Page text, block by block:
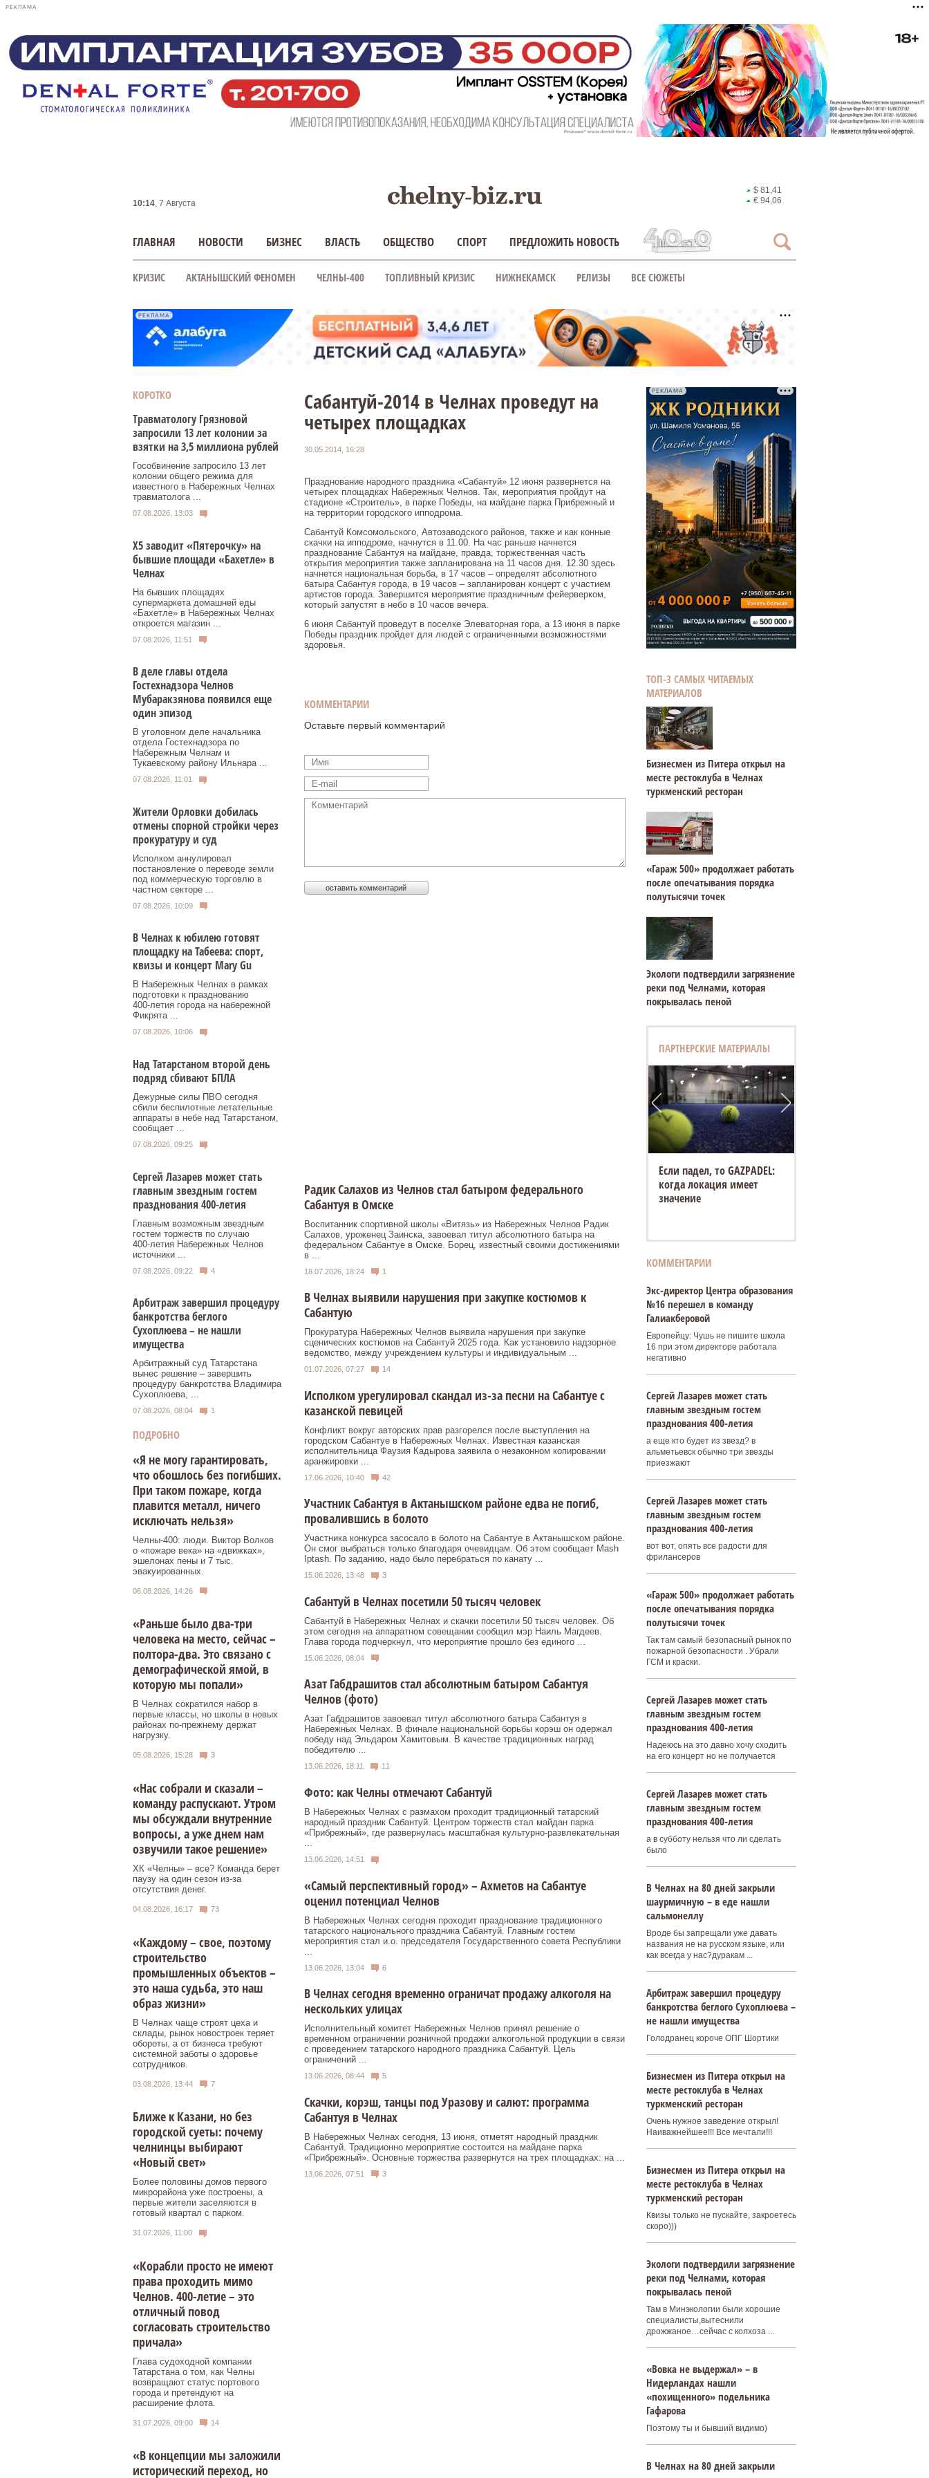
РЕКЛАМА
10:14, 7 Августа
$ 81,41
€ 94,06
ГЛАВНАЯ НОВОСТИ БИЗНЕС ВЛАСТЬ ОБЩЕСТВО СПОРТ ПРЕДЛОЖИТЬ НОВОСТЬ
КРИЗИС АКТАНЫШСКИЙ ФЕНОМЕН ЧЕЛНЫ-400 ТОПЛИВНЫЙ КРИЗИС НИЖНЕКАМСК РЕЛИЗЫ ВСЕ СЮЖЕТЫ
РЕКЛАМА
КОРОТКО
Травматологу Грязновой
запросили 13 лет колонии за
взятки на 3,5 миллиона рублей
Гособвинение запросило 13 лет
колонии общего режима для
известного в Набережных Челнах
травматолога ...
07.08.2026, 13:03
Х5 заводит «Пятерочку» на
бывшие площади «Бахетле» в
Челнах
На бывших площадях
супермаркета домашней еды
«Бахетле» в Набережных Челнах
откроется магазин ...
07.08.2026, 11:51
В деле главы отдела
Гостехнадзора Челнов
Мубаракзянова появился еще
один эпизод
В уголовном деле начальника
отдела Гостехнадзора по
Набережным Челнам и
Тукаевскому району Ильнара ...
07.08.2026, 11:01
Жители Орловки добилась
отмены спорной стройки через
прокуратуру и суд
Исполком аннулировал
постановление о переводе земли
под коммерческую торговлю в
частном секторе ...
07.08.2026, 10:09
В Челнах к юбилею готовят
площадку на Табеева: спорт,
квизы и концерт Mary Gu
В Набережных Челнах в рамках
подготовки к празднованию
400‑летия города на набережной
Фикрята ...
07.08.2026, 10:06
Над Татарстаном второй день
подряд сбивают БПЛА
Дежурные силы ПВО сегодня
сбили беспилотные летательные
аппараты в небе над Татарстаном,
сообщает ...
07.08.2026, 09:25
Сергей Лазарев может стать
главным звездным гостем
празднования 400‑летия
Главным возможным звездным
гостем торжеств по случаю
400‑летия Набережных Челнов
источники ...
07.08.2026, 09:22 4
Арбитраж завершил процедуру
банкротства беглого
Сухоплюева – не нашли
имущества
Арбитражный суд Татарстана
вынес решение – завершить
процедуру банкротства Владимира
Сухоплюева, ...
07.08.2026, 08:04 1
ПОДРОБНО
«Я не могу гарантировать,
что обошлось без погибших.
При таком пожаре, когда
плавится металл, ничего
исключать нельзя»
Челны-400: люди. Виктор Волков
о «пожаре века» на «движках»,
эшелонах пены и 7 тыс.
эвакуированных.
06.08.2026, 14:26
«Раньше было два-три
человека на место, сейчас –
полтора-два. Это связано с
демографической ямой, в
которую мы попали»
В Челнах сократился набор в
первые классы, но школы в новых
районах по-прежнему держат
нагрузку.
05.08.2026, 15:28 3
«Нас собрали и сказали –
команду распускают. Утром
мы обсуждали внутренние
вопросы, а уже днем нам
озвучили такое решение»
ХК «Челны» – все? Команда берет
паузу на один сезон из-за
отсутствия денег.
04.08.2026, 16:17 73
«Каждому – свое, поэтому
строительство
промышленных объектов –
это наша судьба, это наш
образ жизни»
В Челнах чаще строят цеха и
склады, рынок новостроек теряет
обороты, а от бизнеса требуют
системной заботы о здоровье
сотрудников.
03.08.2026, 13:44 7
Ближе к Казани, но без
городской суеты: почему
челнинцы выбирают
«Новый свет»
Более половины домов первого
микрорайона уже построены, а
первые жители заселяются в
готовый квартал с парком.
31.07.2026, 11:00
«Корабли просто не имеют
права проходить мимо
Челнов. 400-летие – это
отличный повод
согласовать строительство
причала»
Глава судоходной компании
Татарстана о том, как Челны
возвращают статус портового
города и претендуют на
расширение флота.
31.07.2026, 09:00 14
«В концепции мы заложили
исторический переход, но
Сабантуй-2014 в Челнах проведут на
четырех площадках
30.05.2014, 16:28
Празднование народного праздника «Сабантуй» 12 июня развернется на
четырех площадках Набережных Челнов. Так, мероприятия пройдут на
стадионе «Строитель», в парке Победы, на майдане парка Прибрежный и
на территории городского ипподрома.
Сабантуй Комсомольского, Автозаводского районов, также и как конные
скачки на ипподроме, начнутся в 11.00. На час раньше начнется
празднование Сабантуя на майдане, правда, торжественная часть
открытия мероприятия также запланирована на 11 часов дня. 12.30 здесь
начнется национальная борьба, в 17 часов – определят абсолютного
батыра Сабантуя города, в 19 часов – запланирован концерт с участием
артистов города. Завершится мероприятие праздничным фейерверком,
который запустят в небо в 10 часов вечера.
6 июня Сабантуй проведут в поселке Элеваторная гора, а 13 июня в парке
Победы праздник пройдет для людей с ограниченными возможностями
здоровья.
КОММЕНТАРИИ
Оставьте первый комментарий
Радик Салахов из Челнов стал батыром федерального
Сабантуя в Омске
Воспитанник спортивной школы «Витязь» из Набережных Челнов Радик
Салахов, уроженец Заинска, завоевал титул абсолютного батыра на
федеральном Сабантуе в Омске. Борец, известный своими достижениями
в ...
18.07.2026, 18:24 1
В Челнах выявили нарушения при закупке костюмов к
Сабантую
Прокуратура Набережных Челнов выявила нарушения при закупке
сценических костюмов на Сабантуй 2025 года. Как установило надзорное
ведомство, между учреждением культуры и индивидуальным ...
01.07.2026, 07:27 14
Исполком урегулировал скандал из-за песни на Сабантуе с
казанской певицей
Конфликт вокруг авторских прав разгорелся после выступления на
городском Сабантуе в Набережных Челнах. Известная казанская
исполнительница Фаузия Кадырова заявила о незаконном копировании
аранжировки ...
17.06.2026, 10:40 42
Участник Сабантуя в Актанышском районе едва не погиб,
провалившись в болото
Участника конкурса засосало в болото на Сабантуе в Актанышском районе.
Он смог выбраться только благодаря очевидцам. Об этом сообщает Mash
Iptash. По заданию, надо было перебраться по канату ...
15.06.2026, 13:48 3
Сабантуй в Челнах посетили 50 тысяч человек
Сабантуй в Набережных Челнах и скачки посетили 50 тысяч человек. Об
этом сегодня на аппаратном совещании сообщил мэр Наиль Магдеев.
Глава города подчеркнул, что мероприятие прошло без единого ...
15.06.2026, 08:04
Азат Габдрашитов стал абсолютным батыром Сабантуя
Челнов (фото)
Азат Габдрашитов завоевал титул абсолютного батыра Сабантуя в
Набережных Челнах. В финале национальной борьбы корэш он одержал
победу над Эльдаром Хамитовым. В качестве традиционных наград
победителю ...
13.06.2026, 18:11 11
Фото: как Челны отмечают Сабантуй
В Набережных Челнах с размахом проходит традиционный татарский
народный праздник Сабантуй. Центром торжеств стал майдан парка
«Прибрежный», где развернулась масштабная культурно-развлекательная
...
13.06.2026, 14:51
«Самый перспективный город» – Ахметов на Сабантуе
оценил потенциал Челнов
В Набережных Челнах сегодня проходит празднование традиционного
татарского национального праздника Сабантуй. Главным гостем
мероприятия стал и.о. председателя Государственного совета Республики
13.06.2026, 13:04 6
В Челнах сегодня временно ограничат продажу алкоголя на
нескольких улицах
Исполнительный комитет Набережных Челнов принял решение о
временном ограничении розничной продажи алкогольной продукции в связи
с проведением татарского народного праздника Сабантуй. Цель
ограничений ...
13.06.2026, 08:44 5
Скачки, корэш, танцы под Уразову и салют: программа
Сабантуя в Челнах
В Набережных Челнах сегодня, 13 июня, отметят народный праздник
Сабантуй. Традиционно мероприятие состоится на майдане парка
«Прибрежный». Основные торжества развернутся на трех площадках: на ...
13.06.2026, 07:51 3
РЕКЛАМА
ТОП-3 САМЫХ ЧИТАЕМЫХ
МАТЕРИАЛОВ
Бизнесмен из Питера открыл на
месте рестоклуба в Челнах
туркменский ресторан
«Гараж 500» продолжает работать
после опечатывания порядка
полутысячи точек
Экологи подтвердили загрязнение
реки под Челнами, которая
покрывалась пеной
ПАРТНЕРСКИЕ МАТЕРИАЛЫ
Если падел, то GAZPADEL:
когда локация имеет
значение
КОММЕНТАРИИ
Экс-директор Центра образования
№16 перешел в команду
Галиакберовой
Европейцу: Чушь не пишите школа
16 при этом директоре работала
негативно
Сергей Лазарев может стать
главным звездным гостем
празднования 400‑летия
а еще кто будет из звезд? в
альметьевск обычно три звезды
приезжают
Сергей Лазарев может стать
главным звездным гостем
празднования 400‑летия
вот вот, опять все радости для
фрилансеров
«Гараж 500» продолжает работать
после опечатывания порядка
полутысячи точек
Так там самый безопасный рынок по
пожарной безопасности . Убрали
ГСМ и краски.
Сергей Лазарев может стать
главным звездным гостем
празднования 400‑летия
Надеюсь на это давно хочу сходить
на его концерт но не получается
Сергей Лазарев может стать
главным звездным гостем
празднования 400‑летия
а в субботу нельзя что ли сделать
было
В Челнах на 80 дней закрыли
шаурмичную – в еде нашли
сальмонеллу
Вроде бы запрещали уже давать
названия не на русском языке, или
как всегда у нас?дуракам ...
Арбитраж завершил процедуру
банкротства беглого Сухоплюева –
не нашли имущества
Голодранец короче ОПГ Шортики
Бизнесмен из Питера открыл на
месте рестоклуба в Челнах
туркменский ресторан
Очень нужное заведение открыл!
Наиважнейшее!!! Все мечтали!!!
Бизнесмен из Питера открыл на
месте рестоклуба в Челнах
туркменский ресторан
Квизы только не пускайте, закроетесь
скоро)))
Экологи подтвердили загрязнение
реки под Челнами, которая
покрывалась пеной
Там в Минэкологии были хорошие
специалисты,вытеснили
дрожжаное…сейчас с колхоза ...
«Вовка не выдержал» – в
Нидерландах нашли
«похищенного» подельника
Гафарова
Поэтому ты и бывший видимо)
В Челнах на 80 дней закрыли